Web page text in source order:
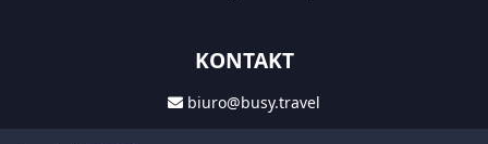
KONTAKT
biuro@busy.travel